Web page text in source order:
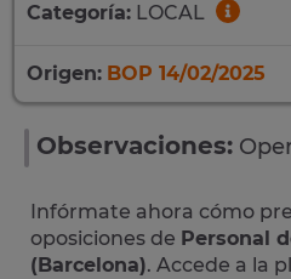
Categoría: LOCAL
Origen: BOP 14/02/2025
Observaciones:
Infórmate ahora cómo
oposiciones de Personal
(Barcelona). Accede a la